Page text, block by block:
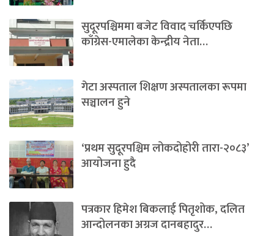
सुदूरपश्चिममा बजेट विवाद चर्किएपछि
काँग्रेस-एमालेका केन्द्रीय नेता…
गेटा अस्पताल शिक्षण अस्पतालका रूपमा
सञ्चालन हुने
‘प्रथम सुदूरपश्चिम लोकदोहोरी तारा-२०८३’
आयोजना हुदै
पत्रकार हिमेश बिकलाई पितृशोक, दलित
आन्दोलनका अग्रज दानबहादुर…